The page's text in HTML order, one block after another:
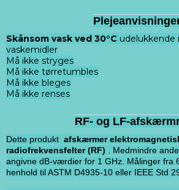
Skånsom vask ved 30°C udelukkende
vaskemidler
Må ikke stryges
Må ikke tørretumbles
Må ikke bleges
Må ikke renses
RF- og LF-
Dette produkt afskærmer
radiofrekvensfelter (RF) . Medmindre
angivne dB-værdier for 1 GHz. Målinger fra
henhold til ASTM D4935-10 eller IEEE Std